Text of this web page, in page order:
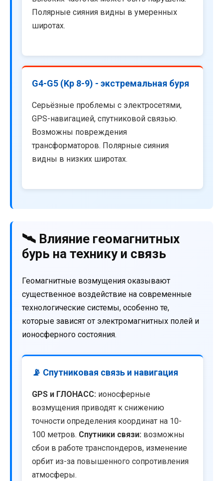
Полярные сияния видны в умеренных
широтах.
G4-G5 (Kp 8-9) - экстремальная буря
Серьёзные проблемы с электросетями,
GPS-навигацией, спутниковой связью.
Возможны повреждения
трансформаторов. Полярные сияния
видны в низких широтах.
🛰️ Влияние геомагнитных
бурь на технику и связь
Геомагнитные возмущения оказывают
существенное воздействие на современные
технологические системы, особенно те,
которые зависят от электромагнитных полей и
ионосферного состояния.
📡 Спутниковая связь и навигация
GPS и ГЛОНАСС: ионосферные
возмущения приводят к снижению
точности определения координат на 10-
100 метров. Спутники связи: возможны
сбои в работе транспондеров, изменение
орбит из-за повышенного сопротивления
атмосферы.